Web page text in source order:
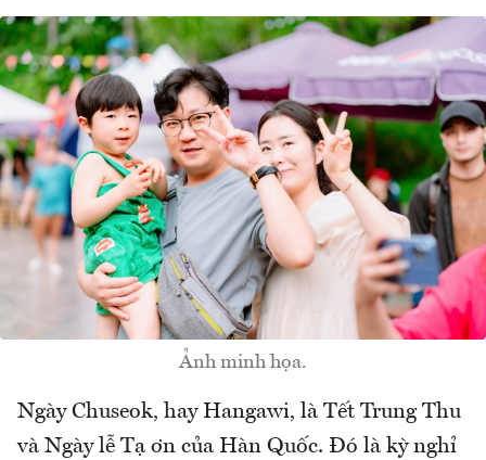
Ảnh minh họa.
Ngày Chuseok, hay Hangawi, là Tết Trung Thu
và Ngày lễ Tạ ơn của Hàn Quốc. Đó là kỳ nghỉ